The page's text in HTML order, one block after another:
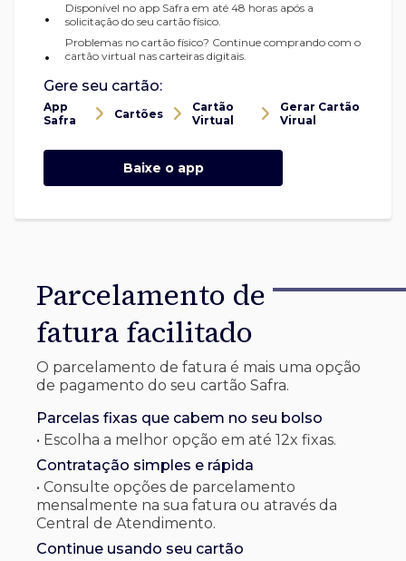
•
Disponível no app Safra em até 48 horas após a
solicitação do seu cartão físico.
•
Problemas no cartão físico? Continue comprando com o
cartão virtual nas carteiras digitais.
Gere seu cartão:
App
Safra
Cartões
Cartão
Virtual
Gerar Cartão
Virual
Baixe o app
Parcelamento de
fatura facilitado
O parcelamento de fatura é mais uma opção
de pagamento do seu cartão Safra.
Parcelas fixas que cabem no seu bolso
• Escolha a melhor opção em até 12x fixas.
Contratação simples e rápida
• Consulte opções de parcelamento
mensalmente na sua fatura ou através da
Central de Atendimento.
Continue usando seu cartão